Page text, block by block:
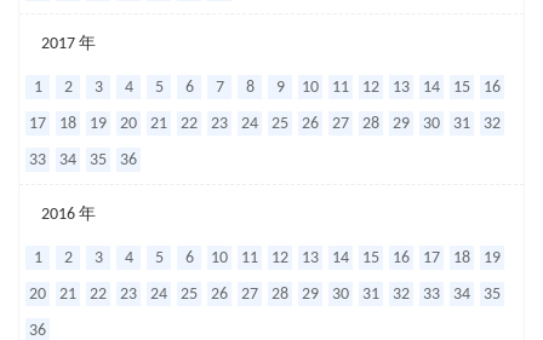
2017 年
1 2 3 4 5 6 7 8 9 10 11 12 13 14 15
16
17
18 19 20 21 22 23 24 25 26 27 28 29 30 31
32
33
34 35 36
2016 年
1 2 3 4 5 6 10 11 12 13 14 15 16 17 18
19
20
21 22 23 24 25 26 27 28 29 30 31 32 33 34
35
36
中
间
胞
衍